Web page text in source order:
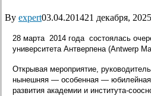
By expert03.04.201421 декабря, 2025
28 марта 2014 года состоялась
университета Антверпена (Antwerp
Открывая мероприятие,
нынешняя — особенная —
развития академии и института-